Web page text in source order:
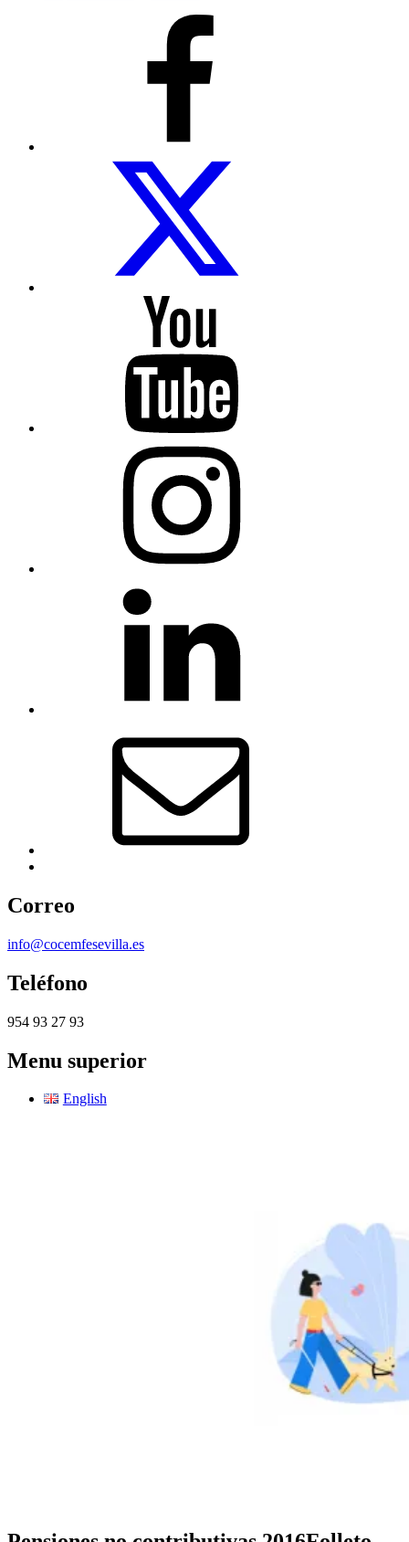
COCEMFE
↑
Correo
info@cocemfesevilla.es
Teléfono
954 93 27 93
Menu superior
English